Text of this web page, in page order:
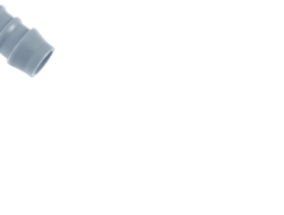
Mark to Compare